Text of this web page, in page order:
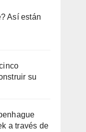
Así están
su
a través de